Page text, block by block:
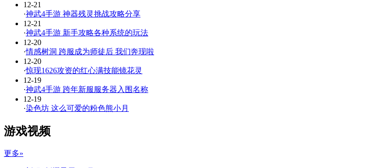
12-21
·神武4手游 神器残灵挑战攻略分享
12-21
·神武4手游 新手攻略各种系统的玩法
12-20
·情感树洞 跨服成为师徒后 我们奔现啦
12-20
·惊现1626攻资的红心满技能镜花灵
12-19
·神武4手游 跨年新服服务器入围名称
12-19
·染色坊 这么可爱的粉色熊小月
游戏视频
更多»